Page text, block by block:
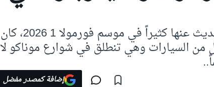
وسط نقاط الضعف التي يتم الحديث عنها كثيراً في موسم فورمولا 1 2026، كان
من السيارات وهي تنطلق في شوارع موناكو لا
إضافة كمصدر مفضل